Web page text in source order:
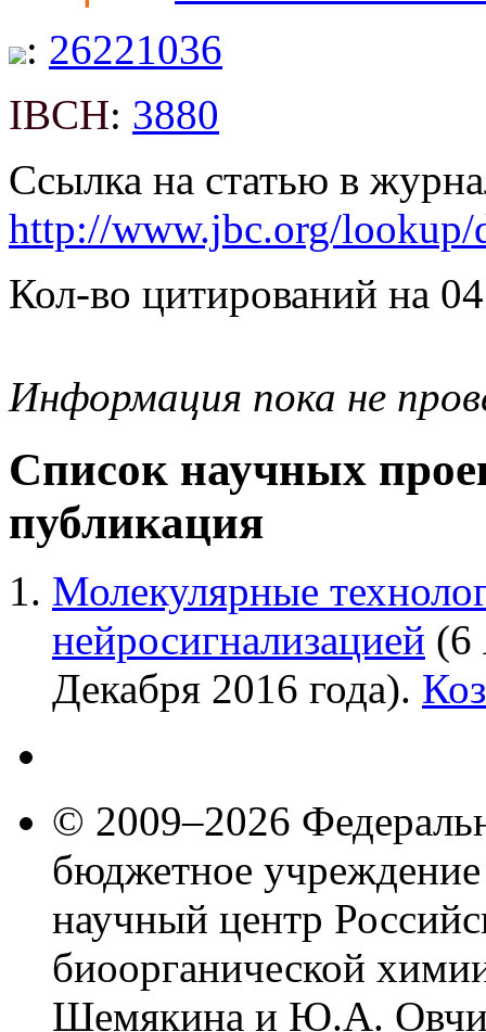
: 26221036
IBCH: 3880
Ссылка на статью в
http://www.jbc.org/
Кол-во цитирований на
Информация пока не
Список научных
публикация
Молекулярные
нейросигнализацией (6
Декабря 2016 года).
© 2009–2026
бюджетное
научный центр
биоорганической
Шемякина и Ю.А.